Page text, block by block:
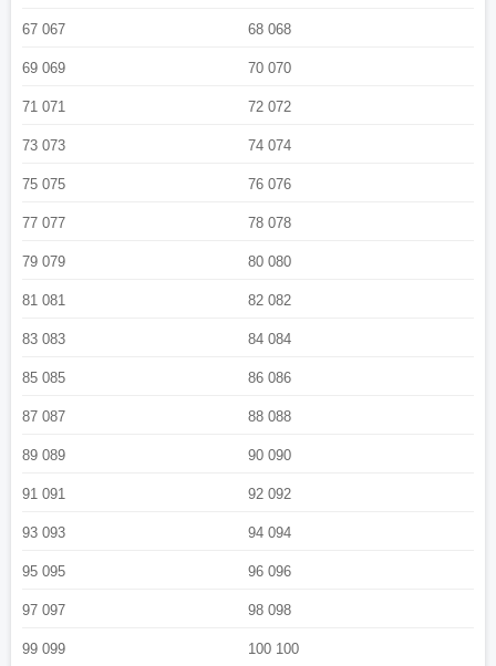
67 067 68 068
69 069 70 070
71 071 72 072
73 073 74 074
75 075 76 076
77 077 78 078
79 079 80 080
81 081 82 082
83 083 84 084
85 085 86 086
87 087 88 088
89 089 90 090
91 091 92 092
93 093 94 094
95 095 96 096
97 097 98 098
99 099 100 100